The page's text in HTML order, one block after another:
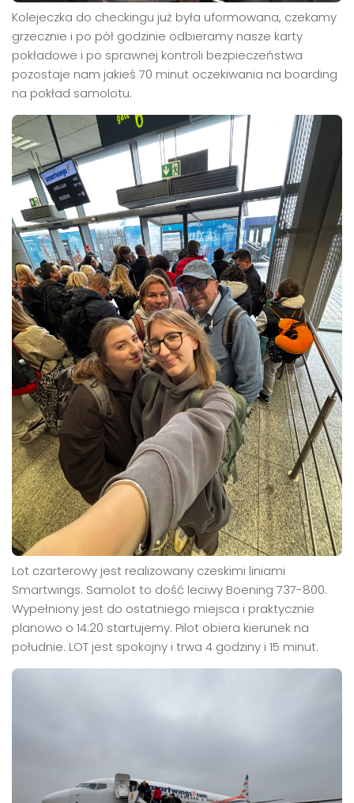
Kolejeczka do checkingu już była uformowana, czekamy
grzecznie i po pół godzinie odbieramy nasze karty
pokładowe i po sprawnej kontroli bezpieczeństwa
pozostaje nam jakieś 70 minut oczekiwania na boarding
na pokład samolotu.
Lot czarterowy jest realizowany czeskimi liniami
Smartwings. Samolot to dość leciwy Boening 737-800.
Wypełniony jest do ostatniego miejsca i praktycznie
planowo o 14:20 startujemy. Pilot obiera kierunek na
południe. LOT jest spokojny i trwa 4 godziny i 15 minut.